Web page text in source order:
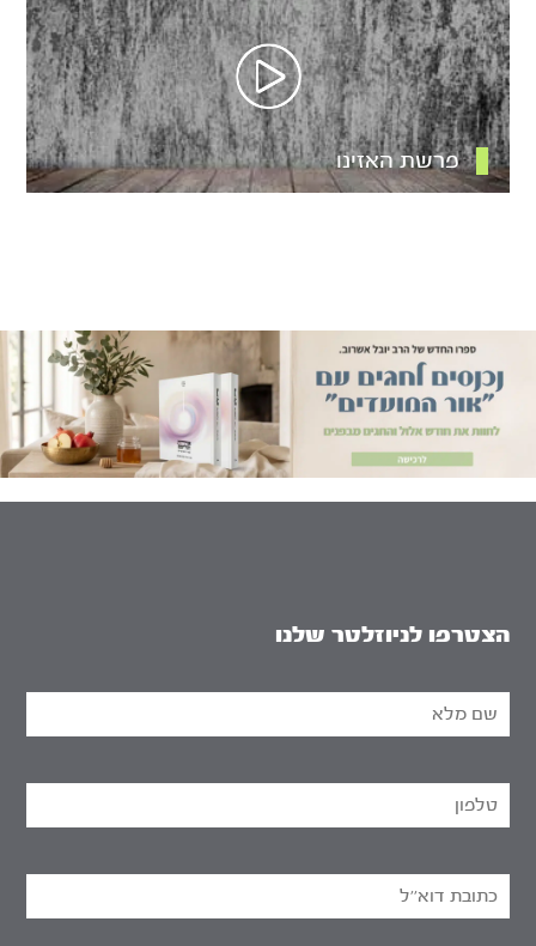
פרשת האזינו
הצטרפו לניוזלטר שלנו